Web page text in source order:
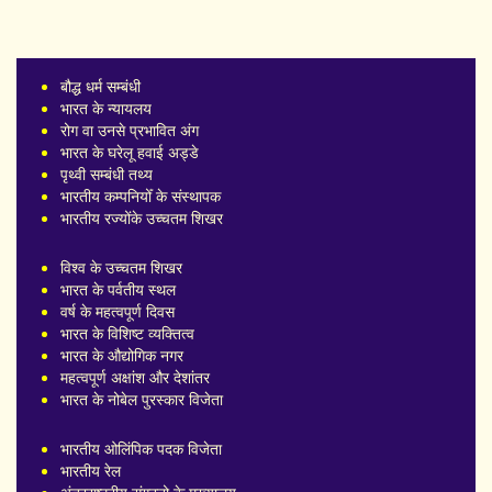
बौद्ध धर्म सम्बंधी
भारत के न्यायलय
रोग वा उनसे प्रभावित अंग
भारत के घरेलू हवाई अड्डे
पृथ्वी सम्बंधी तथ्य
भारतीय कम्पनियोँ के संस्थापक
भारतीय रज्योंके उच्चतम शिखर
विश्व के उच्चतम शिखर
भारत के पर्वतीय स्थल
वर्ष के महत्वपूर्ण दिवस
भारत के विशिष्ट व्यक्तित्व
भारत के औद्योगिक नगर
महत्वपूर्ण अक्षांश और देशांतर
भारत के नोबेल पुरस्कार विजेता
भारतीय ओलिंपिक पदक विजेता
भारतीय रेल